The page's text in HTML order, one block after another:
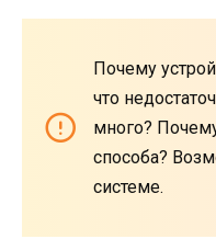
Почему
что
много?
способа?
системе.